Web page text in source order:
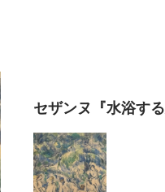
都物語～」
セザンヌ『水浴する